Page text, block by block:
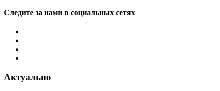
Следите за нами в социальных сетях
Актуально